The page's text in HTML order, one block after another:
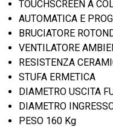
TOUCHSCREEN A
AUTOMATICA E
BRUCIATORE
VENTILATORE
RESISTENZA
STUFA ERMETICA
DIAMETRO USCITA
DIAMETRO
PESO 160 Kg